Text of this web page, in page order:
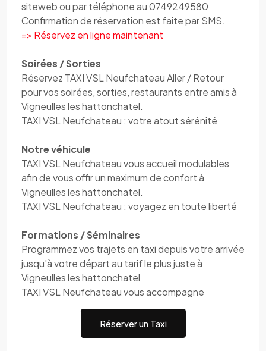
siteweb ou par téléphone au 0749249580
Confirmation de réservation est faite par SMS.
=> Réservez en ligne maintenant
Soirées / Sorties
Réservez TAXI VSL Neufchateau Aller / Retour
pour vos soirées, sorties, restaurants entre amis à
Vigneulles les hattonchatel.
TAXI VSL Neufchateau : votre atout sérénité
Notre véhicule
TAXI VSL Neufchateau vous accueil modulables
afin de vous offir un maximum de confort à
Vigneulles les hattonchatel.
TAXI VSL Neufchateau : voyagez en toute liberté
Formations / Séminaires
Programmez vos trajets en taxi depuis votre arrivée
jusqu'à votre départ au tarif le plus juste à
Vigneulles les hattonchatel
TAXI VSL Neufchateau vous accompagne
Réserver un Taxi